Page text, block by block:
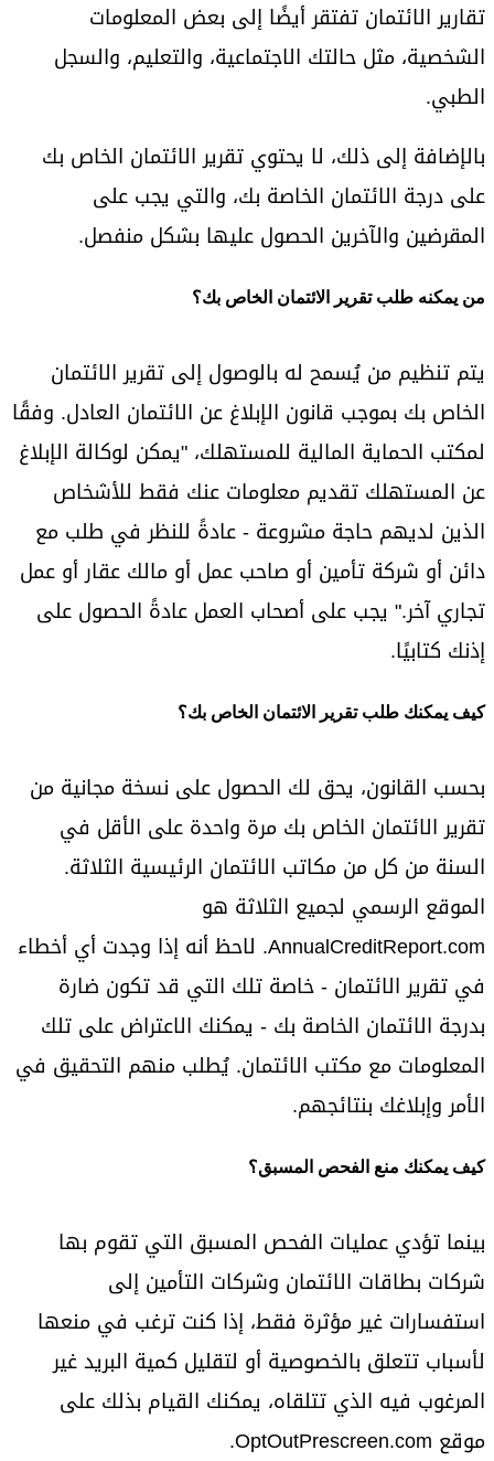
تقارير الائتمان تفتقر أيضًا إلى بعض المعلومات
الشخصية، مثل حالتك الاجتماعية، والتعليم، والسجل
الطبي.
بالإضافة إلى ذلك، لا يحتوي تقرير الائتمان الخاص بك
على درجة الائتمان الخاصة بك، والتي يجب على
المقرضين والآخرين الحصول عليها بشكل منفصل.
من يمكنه طلب تقرير الائتمان الخاص بك؟
يتم تنظيم من يُسمح له بالوصول إلى تقرير الائتمان
الخاص بك بموجب قانون الإبلاغ عن الائتمان العادل. وفقًا
لمكتب الحماية المالية للمستهلك، "يمكن لوكالة الإبلاغ
عن المستهلك تقديم معلومات عنك فقط للأشخاص
الذين لديهم حاجة مشروعة - عادةً للنظر في طلب مع
دائن أو شركة تأمين أو صاحب عمل أو مالك عقار أو عمل
تجاري آخر." يجب على أصحاب العمل عادةً الحصول على
إذنك كتابيًا.
كيف يمكنك طلب تقرير الائتمان الخاص بك؟
بحسب القانون، يحق لك الحصول على نسخة مجانية من
تقرير الائتمان الخاص بك مرة واحدة على الأقل في
السنة من كل من مكاتب الائتمان الرئيسية الثلاثة.
الموقع الرسمي لجميع الثلاثة هو
AnnualCreditReport.com. لاحظ أنه إذا وجدت أي أخطاء
في تقرير الائتمان - خاصة تلك التي قد تكون ضارة
بدرجة الائتمان الخاصة بك - يمكنك الاعتراض على تلك
المعلومات مع مكتب الائتمان. يُطلب منهم التحقيق في
الأمر وإبلاغك بنتائجهم.
كيف يمكنك منع الفحص المسبق؟
بينما تؤدي عمليات الفحص المسبق التي تقوم بها
شركات بطاقات الائتمان وشركات التأمين إلى
استفسارات غير مؤثرة فقط، إذا كنت ترغب في منعها
لأسباب تتعلق بالخصوصية أو لتقليل كمية البريد غير
المرغوب فيه الذي تتلقاه، يمكنك القيام بذلك على
موقع OptOutPrescreen.com.